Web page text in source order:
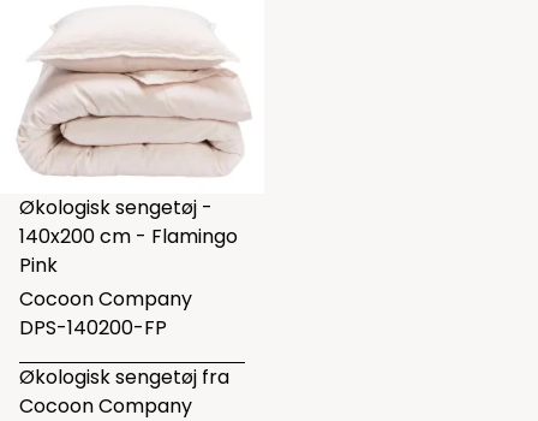
Økologisk sengetøj -
140x200 cm - Flamingo
Pink
Cocoon Company
DPS-140200-FP
Økologisk sengetøj fra
Cocoon Company